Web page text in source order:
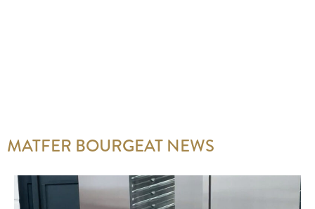
MATFER BOURGEAT NEWS